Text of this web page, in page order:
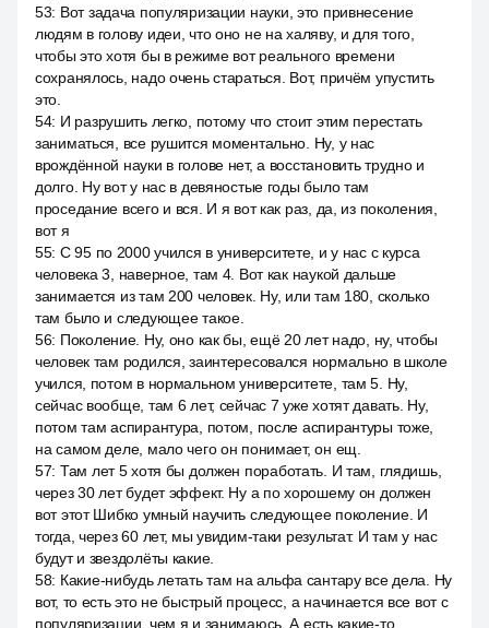
53: Вот задача популяризации науки, это привнесение
людям в голову идеи, что оно не на халяву, и для того,
чтобы это хотя бы в режиме вот реального времени
сохранялось, надо очень стараться. Вот, причём упустить
это.
54: И разрушить легко, потому что стоит этим перестать
заниматься, все рушится моментально. Ну, у нас
врождённой науки в голове нет, а восстановить трудно и
долго. Ну вот у нас в девяностые годы было там
проседание всего и вся. И я вот как раз, да, из поколения,
вот я
55: С 95 по 2000 учился в университете, и у нас с курса
человека 3, наверное, там 4. Вот как наукой дальше
занимается из там 200 человек. Ну, или там 180, сколько
там было и следующее такое.
56: Поколение. Ну, оно как бы, ещё 20 лет надо, ну, чтобы
человек там родился, заинтересовался нормально в школе
учился, потом в нормальном университете, там 5. Ну,
сейчас вообще, там 6 лет, сейчас 7 уже хотят давать. Ну,
потом там аспирантура, потом, после аспирантуры тоже,
на самом деле, мало чего он понимает, он ещ.
57: Там лет 5 хотя бы должен поработать. И там, глядишь,
через 30 лет будет эффект. Ну а по хорошему он должен
вот этот Шибко умный научить следующее поколение. И
тогда, через 60 лет, мы увидим-таки результат. И там у нас
будут и звездолёты какие.
58: Какие-нибудь летать там на альфа сантару все дела. Ну
вот, то есть это не быстрый процесс, а начинается все вот с
популяризации, чем я и занимаюсь. А есть какие-то